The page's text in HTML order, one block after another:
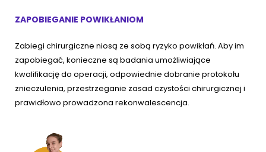
ZAPOBIEGANIE POWIKŁANIOM
Zabiegi chirurgiczne niosą ze sobą ryzyko powikłań. Aby im
zapobiegać, konieczne są badania umożliwiające
kwalifikację do operacji, odpowiednie dobranie protokołu
znieczulenia, przestrzeganie zasad czystości chirurgicznej i
prawidłowo prowadzona rekonwalescencja.